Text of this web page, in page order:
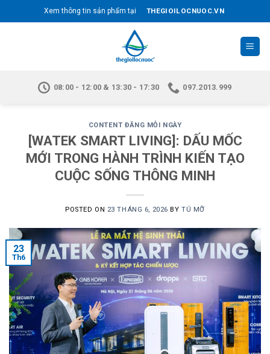
to
Xem thông tin sản phẩm tại THEGIOILOCNUOC.VN
08:00 - 12:00 & 13:30 - 17:30 097.2013.999
CONTENT ĐĂNG MỖI NGÀY
[WATEK SMART LIVING]: DẤU MỐC
MỚI TRONG HÀNH TRÌNH KIẾN TẠO
CUỘC SỐNG THÔNG MINH
POSTED ON 23 THÁNG 6, 2026 BY TÚ MỠ
23
Th6